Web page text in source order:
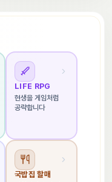
LIFE RPG
현생을 게임처럼
공략합니다
국밥집 할매